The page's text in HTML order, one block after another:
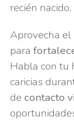
recién nacido.
Aprovecha el
para
Habla con tu
caricias
de contacto